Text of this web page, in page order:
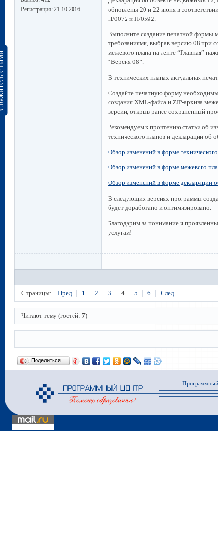
нами
Регистрация: 21.10.2016
обновлены 20 и 22 июня в
П/0072 и П/0592.
Выполните создание печатной формы
требованиями, выбрав версию 08 при
межевого плана на ленте “Главная”
“Версия 08”.
В технических планах актуальная
Создайте печатную форму
создания XML-файла и ZIP-архива
версии, открыв ранее сохраненный
Рекомендуем к прочтению статьи об
технического планов и декларации об
Обзор изменений в форме
Обзор изменений в форме межевого
Обзор изменений в форме декларации
В следующих версиях программы
будет доработано и оптимизировано.
Благодарим за понимание и
услугам!
Страницы: Пред. 1 2 3 4 5 6 След.
Читают тему (гостей:7)
Поделиться…